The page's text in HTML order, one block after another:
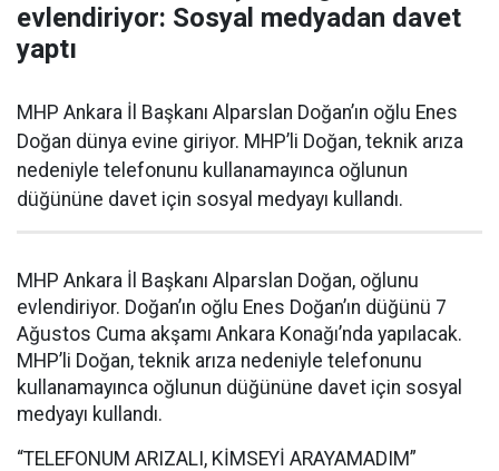
evlendiriyor: Sosyal medyadan davet
yaptı
MHP Ankara İl Başkanı Alparslan Doğan’ın oğlu Enes
Doğan dünya evine giriyor. MHP’li Doğan, teknik arıza
nedeniyle telefonunu kullanamayınca oğlunun
düğününe davet için sosyal medyayı kullandı.
MHP Ankara İl Başkanı Alparslan Doğan, oğlunu
evlendiriyor. Doğan’ın oğlu Enes Doğan’ın düğünü 7
Ağustos Cuma akşamı Ankara Konağı’nda yapılacak.
MHP’li Doğan, teknik arıza nedeniyle telefonunu
kullanamayınca oğlunun düğününe davet için sosyal
medyayı kullandı.
“TELEFONUM ARIZALI, KİMSEYİ ARAYAMADIM”